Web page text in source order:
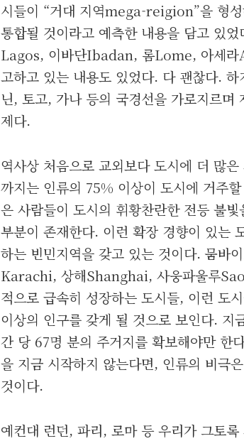
시들이 “거대 지역mega-reigion”을 형
통합될 것이라고 예측한 내용을 담고 있
Lagos, 이바단Ibadan, 롬Lome, 아세라
고하고 있는 내용도 있었다. 다 괜찮다.
닌, 토고, 가나 등의 국경선을 가로지르며
제다.
역사상 처음으로 교외보다 도시에 더 많
까지는 인류의 75% 이상이 도시에 거주
은 사람들이 도시의 휘황찬란한 전등 불
부분이 존재한다. 이런 확장 경향이 있는
하는 빈민지역을 갖고 있는 것이다. 뭄
Karachi, 상해Shanghai, 사웅파울루
적으로 급속히 성장하는 도시들, 이런 도
이상의 인구를 갖게 될 것으로 보인다. 지
간 당 67명 분의 주거지를 확보해야만 한
을 지금 시작하지 않는다면, 인류의 비극
것이다.
예컨대 런던, 파리, 로마 등 우리가 그토